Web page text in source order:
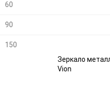
60
90
150
Зеркало
Vion